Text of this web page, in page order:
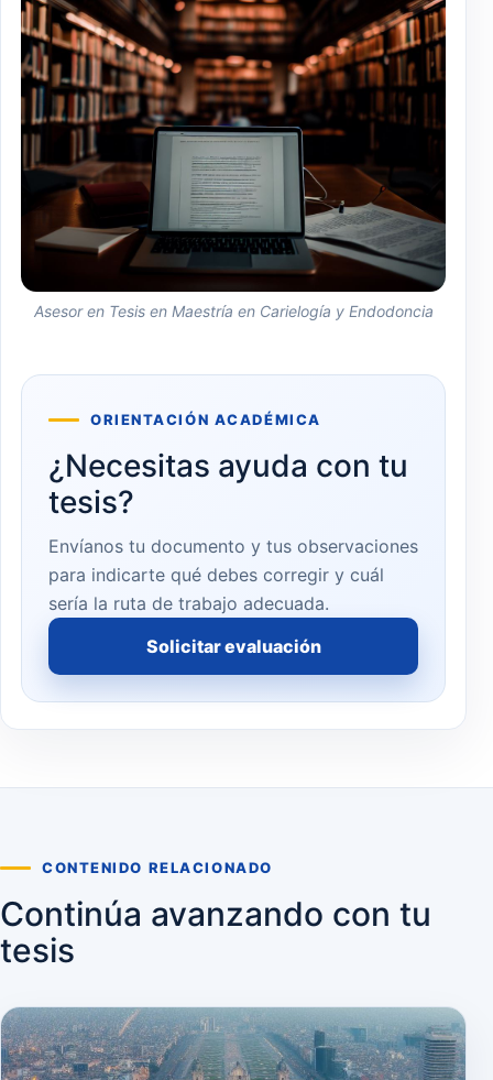
Asesor en Tesis en Maestría en Carielogía y Endodoncia
ORIENTACIÓN ACADÉMICA
¿Necesitas ayuda con tu
tesis?
Envíanos tu documento y tus observaciones
para indicarte qué debes corregir y cuál
sería la ruta de trabajo adecuada.
Solicitar evaluación
CONTENIDO RELACIONADO
Continúa avanzando con tu
tesis